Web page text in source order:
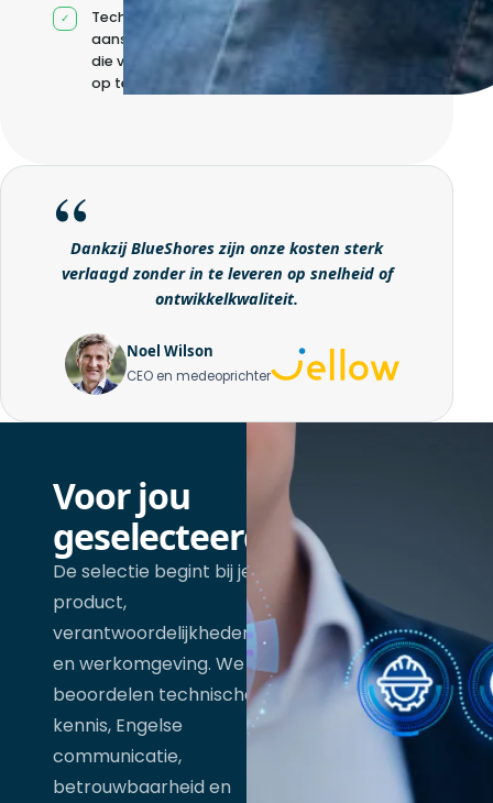
Technische
aansturing zonder
die volledig intern
op te bouwen
Dankzij BlueShores zijn onze kosten sterk
verlaagd zonder in te leveren op snelheid of
ontwikkelkwaliteit.
Noel Wilson
CEO en medeoprichter
Voor jou
geselecteerd
De selectie begint bij je
product,
verantwoordelijkheden
en werkomgeving. We
beoordelen technische
kennis, Engelse
communicatie,
betrouwbaarheid en